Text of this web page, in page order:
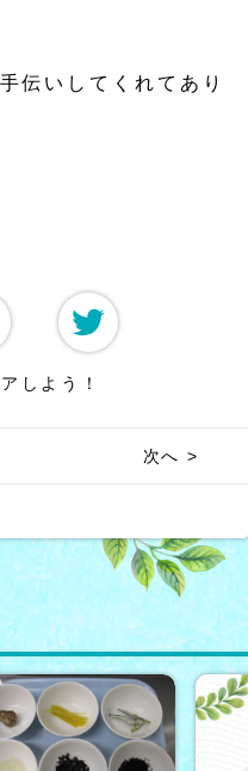
伝いしてくれてあり
しよう！
次へ >